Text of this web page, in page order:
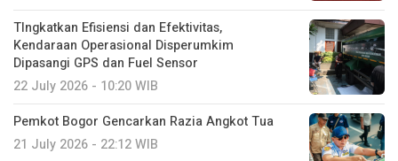
TIngkatkan Efisiensi dan Efektivitas,
Kendaraan Operasional Disperumkim
Dipasangi GPS dan Fuel Sensor
22 July 2026 - 10:20 WIB
Pemkot Bogor Gencarkan Razia Angkot Tua
21 July 2026 - 22:12 WIB